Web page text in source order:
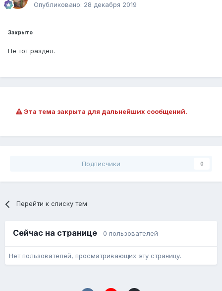
Опубликовано: 28 декабря 2019
Закрыто
Не тот раздел.
Эта тема закрыта для дальнейших сообщений.
Подписчики 0
Перейти к списку тем
Сейчас на странице 0 пользователей
Нет пользователей, просматривающих эту страницу.